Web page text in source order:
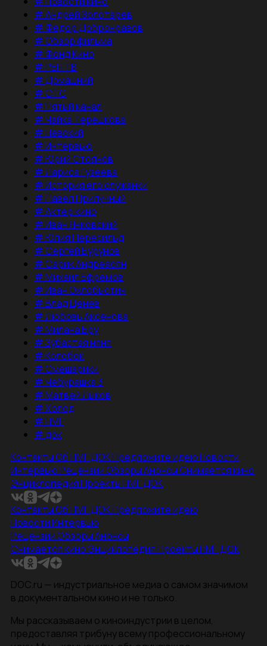
#Андрей Золотарев
#Федор Добронравов
#Обзор фильма
#Фонд Кино
#РЕН ТВ
#Домашний
#СТС
#Пятый канал
#Чайка Терешкова
#Невский
#Интервью
#Юрий Стоянов
#Лариса Гузеева
#История его служанки
#Павел Прилучный
#Актер кино
#Иван Янковский
#Юлия Пересильд
#Сергей Бурунов
#Сарик Андреасян
#Михаил Ефремов
#Иван Охлобыстин
#Влад Ценев
#Любовь Аксенова
#Милана Бру
#Зубастая няня
#Колобок
#Смешарики
#Чебурашка 3
#Матвей Лыков
#Холод
#НМГ
#док
КонтактыОб НМГ ДОКПредложите идеюНовости
ИнтервьюРецензииОбзорыАнонсыСнимается кино
ЭнциклопедияПроекты НМГ ДОК
КонтактыОб НМГ ДОКПредложите идею
НовостиИнтервью
РецензииОбзорыАнонсы
Снимается кино ЭнциклопедияПроекты НМГ ДОК
DOC.ru — индустриальное медиа о самом значимом
в документальном кино и не только.
Мы рассказываем о киноиндустрии в целом,
предоставляя трибуну всему профессиональному